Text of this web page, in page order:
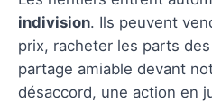
indivision. Ils peuvent
prix, racheter les parts
partage amiable devant
désaccord, une action en